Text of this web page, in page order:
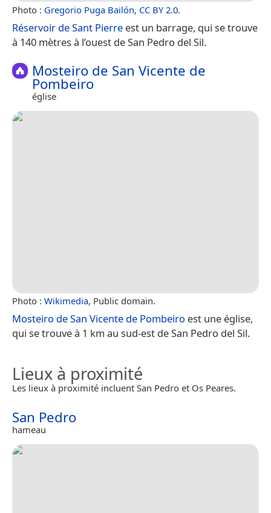
Photo : Gregorio Puga Bailón, CC BY 2.0.
Réservoir de Sant Pierre est un barrage, qui se trouve
à 140 mètres à l’ouest de San Pedro del Sil.
Mosteiro de San Vicente de
Pombeiro
église
Photo : Wikimedia, Public domain.
Mosteiro de San Vicente de Pombeiro est une église,
qui se trouve à 1 km au sud-est de San Pedro del Sil.
Lieux à proximité
Les lieux à proximité incluent San Pedro et Os Peares.
San Pedro
hameau